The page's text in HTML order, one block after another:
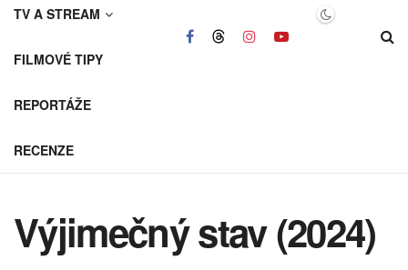
TV A STREAM
FILMOVÉ TIPY
REPORTÁŽE
RECENZE
Výjimečný stav (2024)